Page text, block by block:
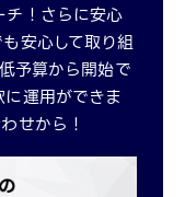
！さらに安心
安心して取り組
予算から開始で
運用ができま
せから！